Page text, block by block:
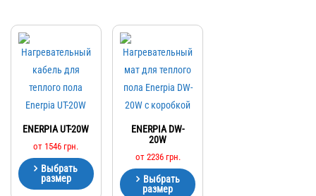
ENERPIA UT-20W
от 1546 грн.
Выбрать
размер
ENERPIA DW-
20W
от 2236 грн.
Выбрать
размер